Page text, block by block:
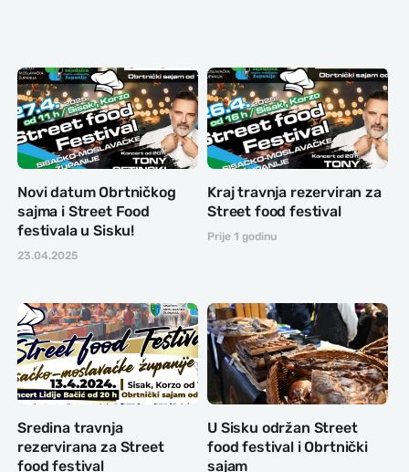
Novi datum Obrtničkog
sajma i Street Food
festivala u Sisku!
23.04.2025
Kraj travnja rezerviran za
Street food festival
Prije 1 godinu
Sredina travnja
rezervirana za Street
food festival
U Sisku održan Street
food festival i Obrtnički
sajam